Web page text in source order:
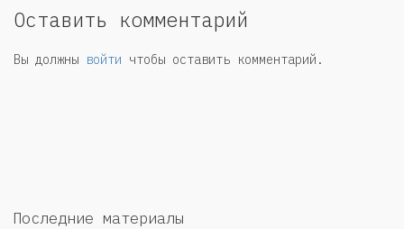
Оставить комментарий
Вы должны войти чтобы оставить комментарий.
Последние материалы